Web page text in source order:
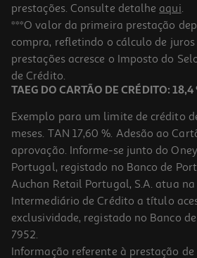
5.0
Auriculares Tws Qilive Q.1225 Desporto
24.99 €/un
24,99 €
prestações. Consulte detalhe aqui.
***O valor da primeira prestação
compra, refletindo o cálculo de
prestações acresce o Imposto do
de Crédito.
TAEG DO CARTÃO DE CRÉDITO: 18,4
Exemplo para um limite de crédito
meses. TAN 17,60 %. Adesão ao
aprovação. Informe-se junto do
Portugal, registado no Banco de
Auchan Retail Portugal, S.A. atua
Intermediário de Crédito a título
exclusividade, registado no Banco
7952.
Informação referente à prestação de